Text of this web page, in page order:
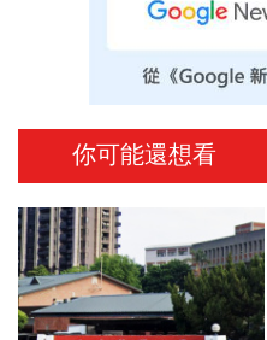
你可能還想看